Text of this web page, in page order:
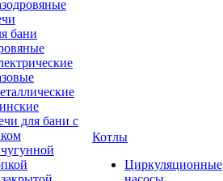
бани
для бани с
Котлы
Циркуляционные